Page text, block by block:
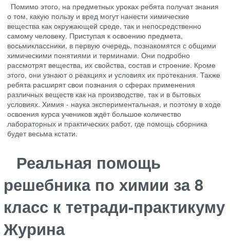
Помимо этого, на предметных уроках ребята получат знания
о том, какую пользу и вред могут нанести химические
вещества как окружающей среде, так и непосредственно
самому человеку. Приступая к освоению предмета,
восьмиклассники, в первую очередь, познакомятся с общими
химическими понятиями и терминами. Они подробно
рассмотрят вещества, их свойства, состав и строение. Кроме
этого, они узнают о реакциях и условиях их протекания. Также
ребята расширят свои познания о сферах применения
различных веществ как на производстве, так и в бытовых
условиях. Химия - наука экспериментальная, и поэтому в ходе
освоения курса учеников ждёт большое количество
лабораторных и практических работ, где помощь сборника
будет весьма кстати.
Реальная помощь
решебника по химии за 8
класс к тетради-практикуму
Журина